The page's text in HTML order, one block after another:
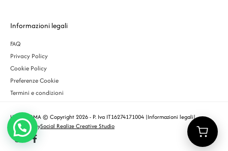
Informazioni legali
FAQ
Privacy Policy
Cookie Policy
Preferenze Cookie
Termini e condizioni
URBS ROMA © Copyright 2026 - P. Iva IT16274171004 |Informazioni legali|
Designed bySocial Realize Creative Studio